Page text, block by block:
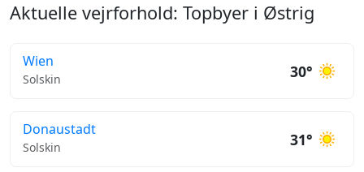
Aktuelle vejrforhold: Topbyer i Østrig
Wien
Solskin 30°
Donaustadt
Solskin 31°